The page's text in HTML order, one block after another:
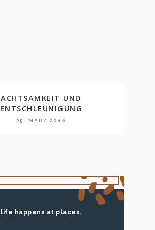
ACHTSAMKEIT UND
ENTSCHLEUNIGUNG
25. MÄRZ 2016
life happens at places.